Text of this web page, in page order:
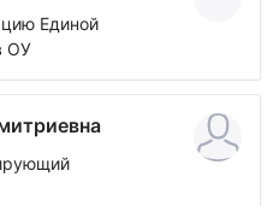
Единой
ОУ